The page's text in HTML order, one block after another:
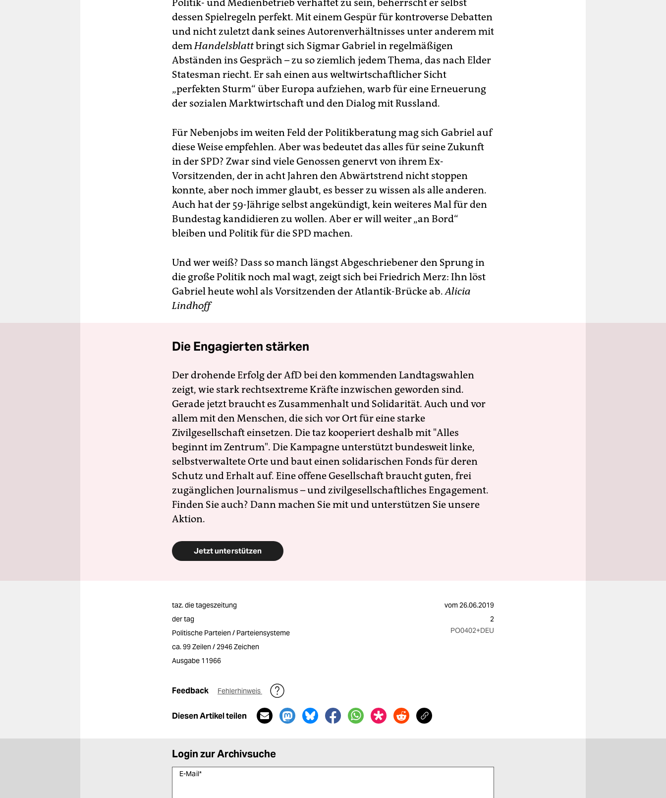
Politik- und Medienbetrieb verhaftet zu sein, beherrscht er selbst
dessen Spielregeln perfekt. Mit einem Gespür für kontroverse Debatten
und nicht zuletzt dank seines Autorenverhältnisses unter anderem mit
demHandelsblattbringt sich Sigmar Gabriel in regelmäßigen
Abständen ins Gespräch – zu so ziemlich jedem Thema, das nach Elder
Statesman riecht. Er sah einen aus weltwirtschaftlicher Sicht
„perfekten Sturm“ über Europa aufziehen, warb für eine Erneuerung
der sozialen Marktwirtschaft und den Dialog mit Russland.
Für Nebenjobs im weiten Feld der Politikberatung mag sich Gabriel auf
diese Weise empfehlen. Aber was bedeutet das alles für seine Zukunft
in der SPD? Zwar sind viele Genossen genervt von ihrem Ex-
Vorsitzenden, der in acht Jahren den Abwärtstrend nicht stoppen
konnte, aber noch immer glaubt, es besser zu wissen als alle anderen.
Auch hat der 59-Jährige selbst angekündigt, kein weiteres Mal für den
Bundestag kandidieren zu wollen. Aber er will weiter „an Bord“
bleiben und Politik für die SPD machen.
Und wer weiß? Dass so manch längst Abgeschriebener den Sprung in
die große Politik noch mal wagt, zeigt sich bei Friedrich Merz: Ihn löst
Gabriel heute wohl als Vorsitzenden der Atlantik-Brücke ab.Alicia
Lindhoff
Die Engagierten stärken
Der drohende Erfolg der AfD bei den kommenden Landtagswahlen
zeigt, wie stark rechtsextreme Kräfte inzwischen geworden sind.
Gerade jetzt braucht es Zusammenhalt und Solidarität. Auch und vor
allem mit den Menschen, die sich vor Ort für eine starke
Zivilgesellschaft einsetzen. Die taz kooperiert deshalb mit "Alles
beginnt im Zentrum". Die Kampagne unterstützt bundesweit linke,
selbstverwaltete Orte und baut einen solidarischen Fonds für deren
Schutz und Erhalt auf. Eine offene Gesellschaft braucht guten, frei
zugänglichen Journalismus – und zivilgesellschaftliches Engagement.
Finden Sie auch? Dann machen Sie mit und unterstützen Sie unsere
Aktion.
Jetzt unterstützen
taz. die tageszeitung vom26.06.2019
der tag
2
Politische Parteien / Parteiensysteme
PO0402+DEU
ca. 99 Zeilen / 2946 Zeichen
Ausgabe 11966
Feedback Fehlerhinweis
Diesen Artikel teilen
Login zur Archivsuche
E-Mail*